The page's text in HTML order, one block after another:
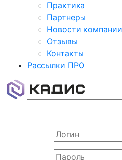
Практика
Партнеры
Новости компании
Отзывы
Контакты
Рассылки ПРО